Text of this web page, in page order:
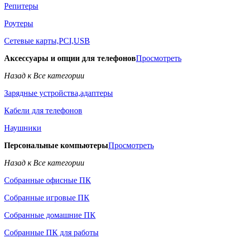
Репитеры
Роутеры
Сетевые карты,PCI,USB
Аксессуары и опции для телефоновПросмотреть
Назад к Все категории
Зарядные устройства,адаптеры
Кабели для телефонов
Наушники
Персональные компьютерыПросмотреть
Назад к Все категории
Собранные офисные ПК
Собранные игровые ПК
Собранные домашние ПК
Собранные ПК для работы